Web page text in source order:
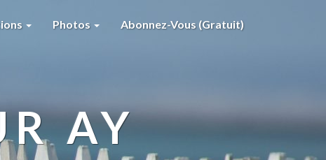
Photos Abonnez-Vous (gratuit)
AY